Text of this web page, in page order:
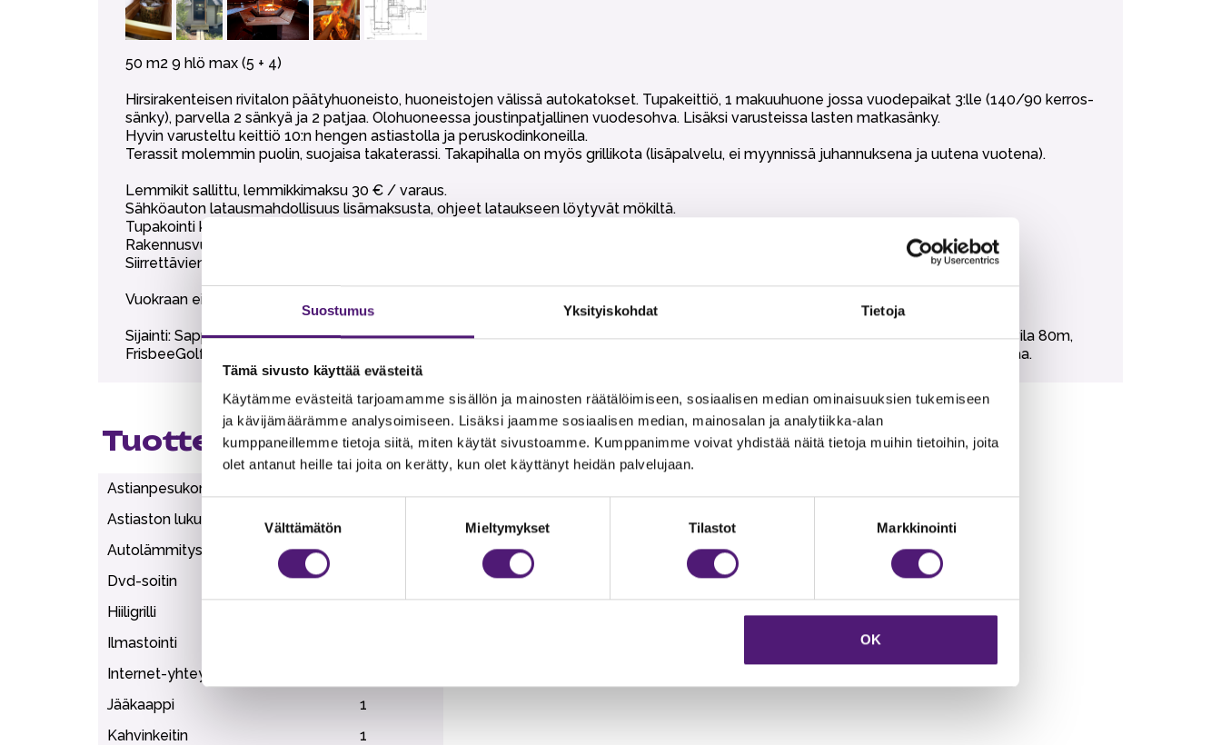
Suostumus Yksityiskohdat Tietoja
Tämä sivusto käyttää evästeitä
Käytämme evästeitä tarjoamamme sisällön ja mainosten räätälöimiseen, sosiaalisen median ominaisuuksien tukemiseen
ja kävijämäärämme analysoimiseen. Lisäksi jaamme sosiaalisen median, mainosalan ja analytiikka-alan
kumppaneillemme tietoja siitä, miten käytät sivustoamme. Kumppanimme voivat yhdistää näitä tietoja muihin tietoihin, joita
olet antanut heille tai joita on kerätty, kun olet käyttänyt heidän palvelujaan.
valinta
Välttämätön Mieltymykset Tilastot Markkinointi
OK
50 m2 9 hlö max (5 + 4)
Hirsirakenteisen rivitalon päätyhuoneisto, huoneistojen välissä autokatokset. Tupakeittiö, 1 makuuhuone jossa vuodepaikat 3:lle (140/90 kerros-
sänky), parvella 2 sänkyä ja 2 patjaa. Olohuoneessa joustinpatjallinen vuodesohva. Lisäksi varusteissa lasten matkasänky.
Hyvin varusteltu keittiö 10:n hengen astiastolla ja peruskodinkoneilla.
Terassit molemmin puolin, suojaisa takaterassi. Takapihalla on myös grillikota (lisäpalvelu, ei myynnissä juhannuksena ja uutena vuotena).
Lemmikit sallittu, lemmikkimaksu 30 € / varaus.
Sähköauton latausmahdollisuus lisämaksusta, ohjeet lataukseen löytyvät mökiltä.
Tupakointi kielletty.
Rakennusvuosi 1990.
Siirrettävien paljujen tuonti alueelle on ehdottomasti kielletty.
Vuokraan ei sisälly liinavaatteet, pyyhkeet, wc tai talouspaperit eikä loppusiivous. Nämä voi halutessaan ostaa lisäpalveluna.
Sijainti: Sappeen huipulla, rinteiden ja palveluiden vieressä, Tapahtumakeskus Huippuun 300 m. Lastenrinteeseen 100 m, Vohvelikahvila 80m,
FrisbeeGolf 200 m, Seikkailupuisto 200m. Karustantien uimapaikkaan matkaa noin 3 km, tämä ranta on matalaa, hiekkapohjaista rantaa.
Tuotteen lisätiedot
Astianpesukone
Astiaston lukumäärä
Autolämmityspaikka
Dvd-soitin
Hiiligrilli
Ilmastointi
Internet-yhteys (Wi-Fi)
Jääkaappi
1
Kahvinkeitin
1